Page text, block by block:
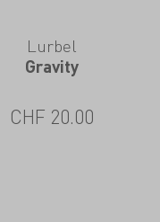
Lurbel
Gravity
CHF 20.00